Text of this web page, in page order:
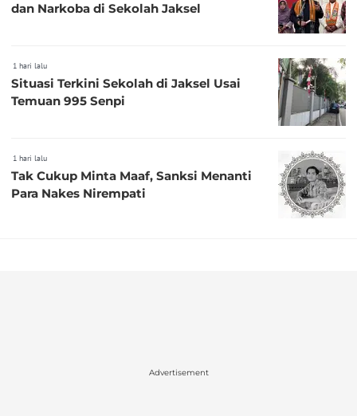
dan Narkoba di Sekolah Jaksel
1 hari lalu
Situasi Terkini Sekolah di Jaksel Usai
Temuan 995 Senpi
1 hari lalu
Tak Cukup Minta Maaf, Sanksi Menanti
Para Nakes Nirempati
Advertisement